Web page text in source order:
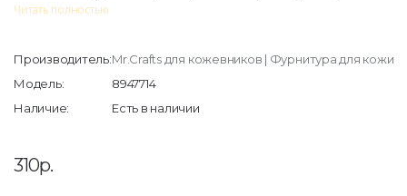
Читать полностью
Производитель:Mr.Crafts для кожевников | Фурнитура для кожи
Модель:
8947714
Наличие:
Есть в наличии
310р.